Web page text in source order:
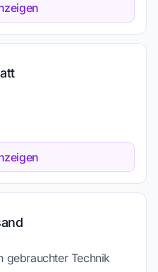
gebrauchter Technik